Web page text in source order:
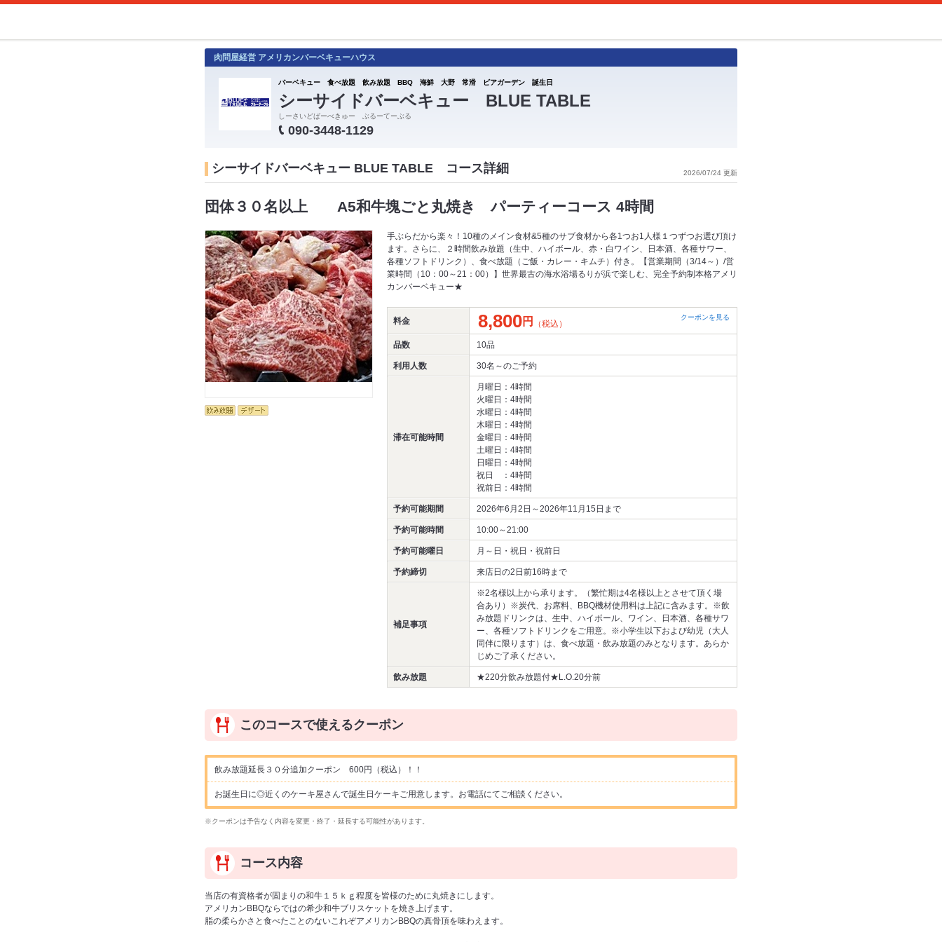
肉問屋経営 アメリカンバーベキューハウス
バーベキュー 食べ放題 飲み放題 BBQ 海鮮 大野 常滑 ビアガーデン 誕生日
シーサイドバーベキュー BLUE TABLE
しーさいどばーべきゅー ぶるーてーぶる
090-3448-1129
2026/07/24 更新
シーサイドバーベキュー BLUE TABLE コース詳細
団体３０名以上 A5和牛塊ごと丸焼き パーティーコース 4時間
手ぶらだから楽々！10種のメイン食材&5種のサブ食材から各1つお1人様１つずつお選び頂け
ます。さらに、２時間飲み放題（生中、ハイボール、赤・白ワイン、日本酒、各種サワー、
各種ソフトドリンク）、食べ放題（ご飯・カレー・キムチ）付き。【営業期間（3/14～）/営
業時間（10：00～21：00）】世界最古の海水浴場るりが浜で楽しむ、完全予約制本格アメリ
カンバーベキュー★
料金 8,800円 （税込）
クーポンを見る
品数 10品
利用人数 30名～のご予約
滞在可能時間
月曜日：4時間
火曜日：4時間
水曜日：4時間
木曜日：4時間
金曜日：4時間
土曜日：4時間
日曜日：4時間
祝日 ：4時間
祝前日：4時間
予約可能期間 2026年6月2日～2026年11月15日まで
予約可能時間 10:00～21:00
予約可能曜日 月～日・祝日・祝前日
予約締切 来店日の2日前16時まで
補足事項
※2名様以上から承ります。（繁忙期は4名様以上とさせて頂く場
合あり）※炭代、お席料、BBQ機材使用料は上記に含みます。※飲
み放題ドリンクは、生中、ハイボール、ワイン、日本酒、各種サワ
ー、各種ソフトドリンクをご用意。※小学生以下および幼児（大人
同伴に限ります）は、食べ放題・飲み放題のみとなります。あらか
じめご了承ください。
飲み放題 ★220分飲み放題付★L.O.20分前
このコースで使えるクーポン
飲み放題延長３０分追加クーポン 600円（税込）！！
お誕生日に◎近くのケーキ屋さんで誕生日ケーキご用意します。お電話にてご相談ください。
※クーポンは予告なく内容を変更・終了・延長する可能性があります。
コース内容
当店の有資格者が固まりの和牛１５ｋｇ程度を皆様のために丸焼きにします。
アメリカンBBQならではの希少和牛ブリスケットを焼き上げます。
脂の柔らかさと食べたことのないこれぞアメリカンBBQの真骨頂を味わえます。